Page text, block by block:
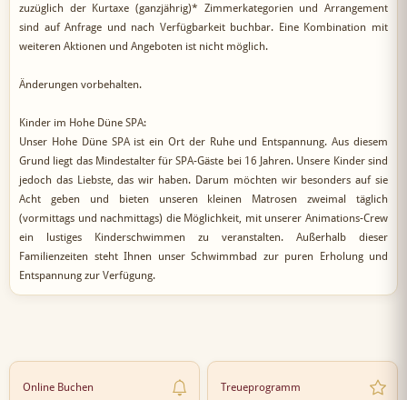
zuzüglich der Kurtaxe (ganzjährig)* Zimmerkategorien und Arrangement
sind auf Anfrage und nach Verfügbarkeit buchbar. Eine Kombination mit
weiteren Aktionen und Angeboten ist nicht möglich.
Änderungen vorbehalten.
Kinder im Hohe Düne SPA:
Unser Hohe Düne SPA ist ein Ort der Ruhe und Entspannung. Aus diesem
Grund liegt das Mindestalter für SPA-Gäste bei 16 Jahren. Unsere Kinder sind
jedoch das Liebste, das wir haben. Darum möchten wir besonders auf sie
Acht geben und bieten unseren kleinen Matrosen zweimal täglich
(vormittags und nachmittags) die Möglichkeit, mit unserer Animations-Crew
ein lustiges Kinderschwimmen zu veranstalten. Außerhalb dieser
Familienzeiten steht Ihnen unser Schwimmbad zur puren Erholung und
Entspannung zur Verfügung.
Online Buchen Treueprogramm